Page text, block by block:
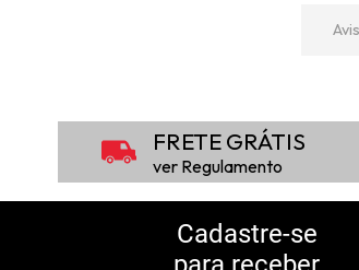
FRETE GRÁTIS
ver Regulamento
Cadastre-se